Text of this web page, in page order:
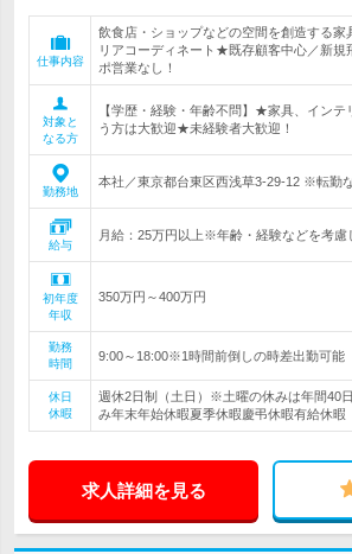
仕事内容
飲食店・ショップなどの空間を創造する家
リアコーディネート★既存顧客中心／新規
ポ営業なし！
対象と
なる方
【学歴・経験・年齢不問】★家具、インテ
う方は大歓迎★未経験者大歓迎！
勤務地
本社／東京都台東区西浅草3-29-12 ※転勤
給与
月給：25万円以上※年齢・経験などを考慮
初年度
年収
350万円～400万円
勤務
時間
9:00～18:00※1時間前倒しの時差出勤可能
休日
休暇
週休2日制（土日）※土曜の休みは年間40
み年末年始休暇夏季休暇慶弔休暇有給休暇
求人詳細を見る